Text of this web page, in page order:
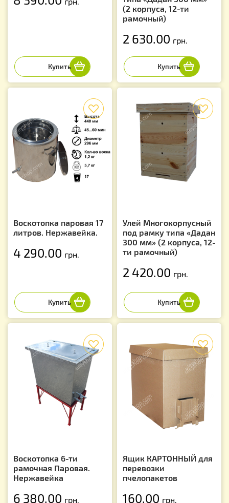
(2 корпуса, 12-ти
рамочный)
2 630.00 грн.
Воскотопка паровая 17
литров. Нержавейка.
4 290.00 грн.
Улей Многокорпусный
под рамку типа «Дадан
300 мм» (2 корпуса, 12-
ти рамочный)
2 420.00 грн.
Воскотопка 6-ти
рамочная Паровая.
Нержавейка
6 380.00 грн.
Ящик КАРТОННЫЙ для
перевозки
пчелопакетов
160.00 грн.